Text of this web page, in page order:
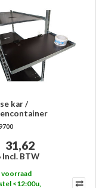
kar /
400x530x25mm
31,62
Incl. BTW
voorraad
<12:00u,